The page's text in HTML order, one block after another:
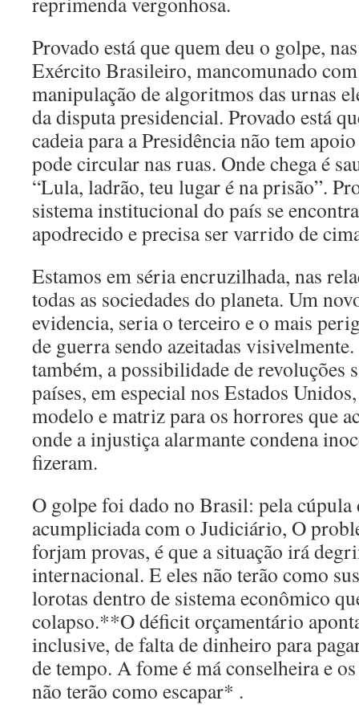
Provado está que quem deu o golpe,
Exército Brasileiro, mancomunado
manipulação de algoritmos das urnas
da disputa presidencial. Provado está
cadeia para a Presidência não tem
pode circular nas ruas. Onde chega é
“Lula, ladrão, teu lugar é na prisão”.
sistema institucional do país se
apodrecido e precisa ser varrido de
Estamos em séria encruzilhada, nas
todas as sociedades do planeta. Um
evidencia, seria o terceiro e o mais
de guerra sendo azeitadas
também, a possibilidade de revoluções
países, em especial nos Estados
modelo e matriz para os horrores que
onde a injustiça alarmante condena
fizeram.
O golpe foi dado no Brasil: pela cúpula
acumpliciada com o Judiciário, O
forjam provas, é que a situação irá
internacional. E eles não terão como
lorotas dentro de sistema econômico
colapso.**O déficit orçamentário
inclusive, de falta de dinheiro para
de tempo. A fome é má conselheira e
não terão como escapar* .